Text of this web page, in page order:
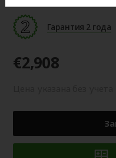
Гарантия 2 года
€2,908